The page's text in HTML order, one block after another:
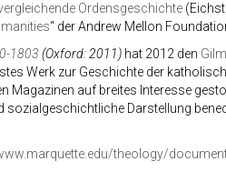
Ordensgeschichte
“ der Andrew Mellon
1803 (Oxford: 2011)hat 2012 den
Werk zur Geschichte der
auf breites Interesse
sozialgeschichtliche Darstellung
theology/